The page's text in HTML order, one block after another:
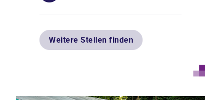
Weitere Stellen finden